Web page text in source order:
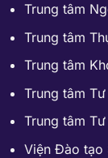
Trung tâm
Trung tâm
Trung tâm
Trung tâm
Trung tâm
Viện Đào tạo